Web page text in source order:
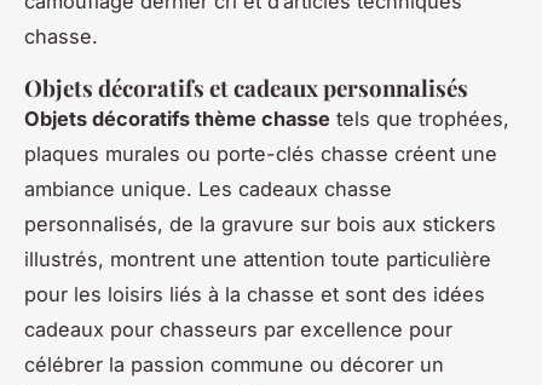
chasse.
Objets décoratifs et cadeaux personnalisés
Objets décoratifs thème chasse tels que trophées,
plaques murales ou porte-clés chasse créent une
ambiance unique. Les cadeaux chasse
personnalisés, de la gravure sur bois aux stickers
illustrés, montrent une attention toute particulière
pour les loisirs liés à la chasse et sont des idées
cadeaux pour chasseurs par excellence pour
célébrer la passion commune ou décorer un